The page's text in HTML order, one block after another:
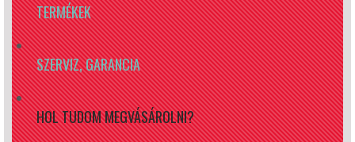
TERMÉKEK
SZERVIZ, GARANCIA
HOL TUDOM MEGVÁSÁROLNI?